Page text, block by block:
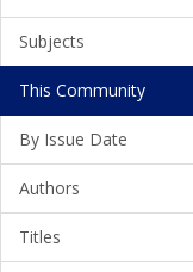
Subjects
This Community
By Issue Date
Authors
Titles